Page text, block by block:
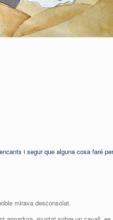
i segur que alguna cosa faré per
mirava desconsolat.